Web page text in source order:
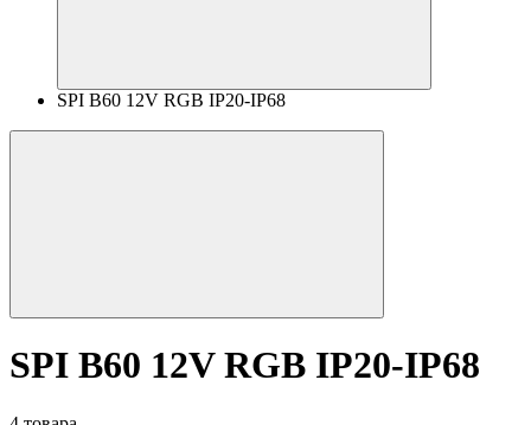
SPI B60 12V RGB IP20-IP68
SPI B60 12V RGB IP20-IP68